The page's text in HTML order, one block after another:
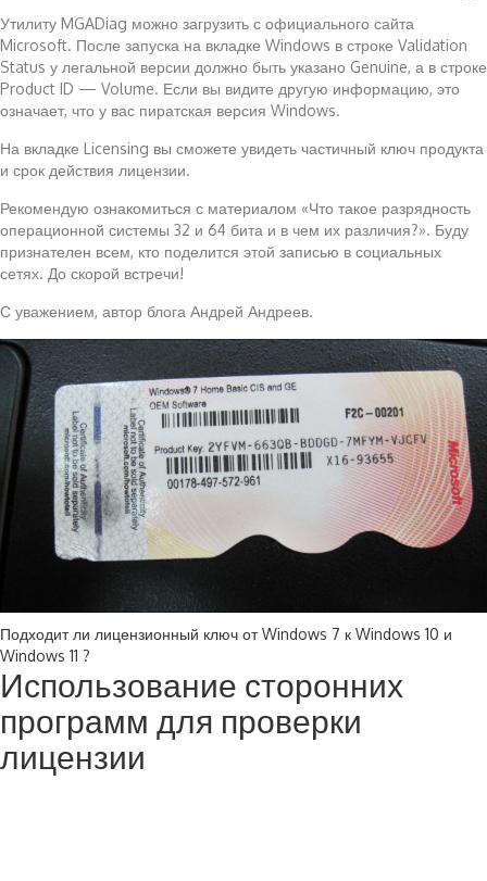
Утилиту MGADiag можно загрузить с официального сайта
Microsoft. После запуска на вкладке Windows в строке Validation
Status у легальной версии должно быть указано Genuine, а в строке
Product ID — Volume. Если вы видите другую информацию, это
означает, что у вас пиратская версия Windows.
На вкладке Licensing вы сможете увидеть частичный ключ продукта
и срок действия лицензии.
Рекомендую ознакомиться с материалом «Что такое разрядность
операционной системы 32 и 64 бита и в чем их различия?». Буду
признателен всем, кто поделится этой записью в социальных
сетях. До скорой встречи!
С уважением, автор блога Андрей Андреев.
Подходит ли лицензионный ключ от Windows 7 к Windows 10 и
Windows 11 ?
Использование сторонних
программ для проверки
лицензии